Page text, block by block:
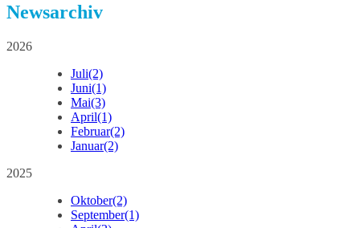
Newsarchiv
2026
Juli(2)
Juni(1)
Mai(3)
April(1)
Februar(2)
Januar(2)
2025
Oktober(2)
September(1)